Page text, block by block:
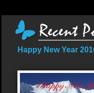
Happy New Year